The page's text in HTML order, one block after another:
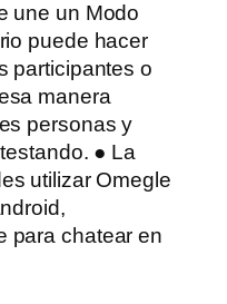
une un Modo
puede hacer
participantes o
manera
personas y
● La
utilizar Omegle
para chatear en